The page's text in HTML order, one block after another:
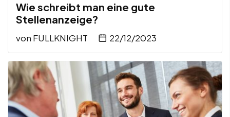
Wie schreibt man eine gute
Stellenanzeige?
von FULLKNIGHT 22/12/2023